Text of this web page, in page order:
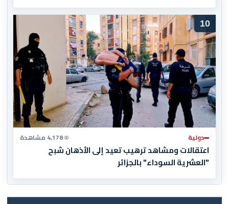
10
دولية 4,178 مشاهدة
اعتقالات ومشاهد ترهيب تعيد إلى الأذهان شبح
"العشرية السوداء" بالجزائر